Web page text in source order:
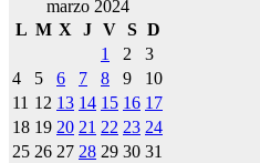
marzo 2024
L M X J V S D
1
2
3
4
5 6 7 8 9
10
11 12 13 14 15 16 17
18 19 20 21 22 23 24
25 26 27 28 29 30 31